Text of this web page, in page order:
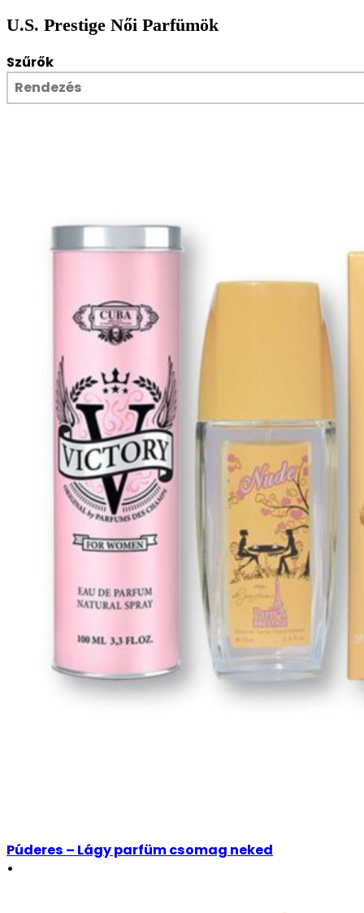
U.S. Prestige Női Parfümök
Szűrők
Sort
Sort content
Sort content
Púderes – Lágy parfüm csomag neked
•